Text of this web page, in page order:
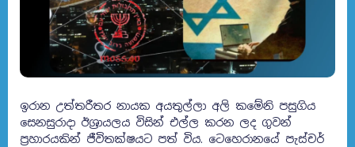
ඉරාන උත්තරීතර නායක අයතුල්ලා අලි කමේනි පසුගිය
සෙනසුරාදා ඊශ්‍රායලය විසින් එල්ල කරන ලද ගුවන්
ප්‍රහාරයකින් ජීවිතක්ෂයට පත් විය. ටෙහෙරානයේ පැස්චර්